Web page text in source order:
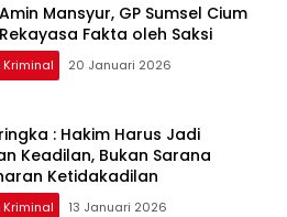
Mansyur, GP Sumsel Cium
Fakta oleh Saksi
Kriminal 20 Januari 2026
: Hakim Harus Jadi
Keadilan, Bukan Sarana
Ketidakadilan
Kriminal 13 Januari 2026